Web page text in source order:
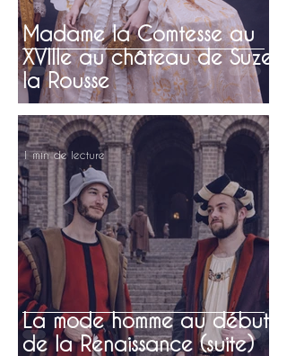
Madame la Comtesse au
XVIIIe au château de Suze
la Rousse
La mode homme au début
de la Renaissance (suite)
1 min de lecture